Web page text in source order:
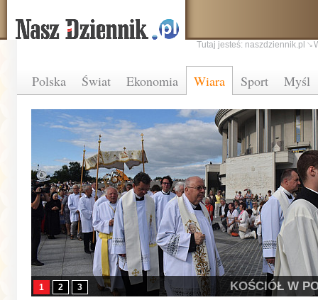
Polska Świat Ekonomia Wiara Sport Myśl
Tutaj jesteś: naszdziennik.pl
KOŚCIÓŁ W
1 2 3